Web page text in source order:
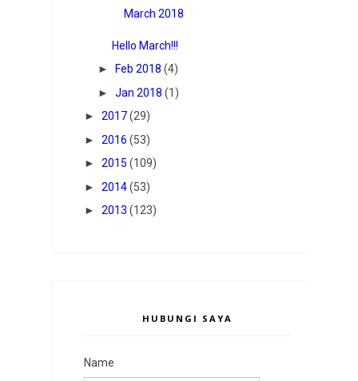
March 2018
Hello March!!!
►
Feb 2018 (4)
► Jan 2018 (1)
► 2017(29)
► 2016 (53)
► 2015 (109)
► 2014(53)
► 2013 (123)
HUBUNGI SAYA
Name